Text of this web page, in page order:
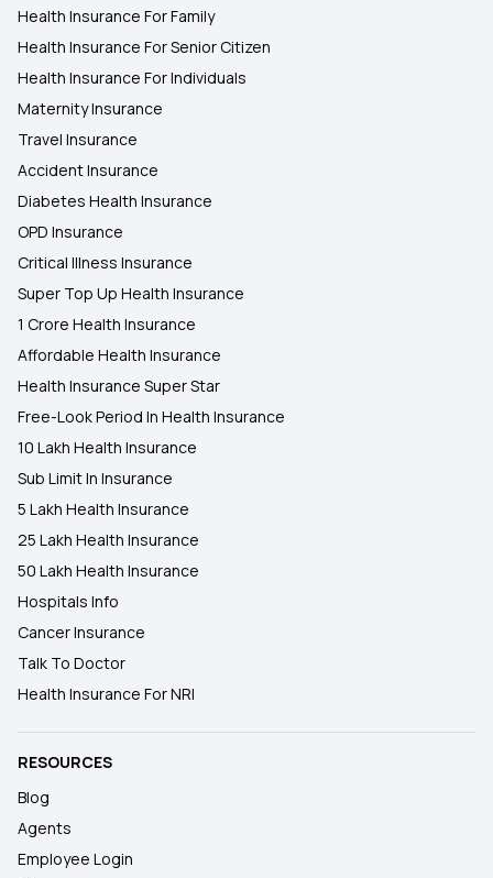
Health Insurance For Family
Health Insurance For Senior Citizen
Health Insurance For Individuals
Maternity Insurance
Travel Insurance
Accident Insurance
Diabetes Health Insurance
OPD Insurance
Critical Illness Insurance
Super Top Up Health Insurance
1 Crore Health Insurance
Affordable Health Insurance
Health Insurance Super Star
Free-Look Period In Health Insurance
10 Lakh Health Insurance
Sub Limit In Insurance
5 Lakh Health Insurance
25 Lakh Health Insurance
50 Lakh Health Insurance
Hospitals Info
Cancer Insurance
Talk To Doctor
Health Insurance For NRI
RESOURCES
Blog
Agents
Employee Login